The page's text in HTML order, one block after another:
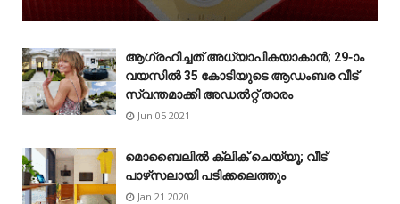
ആഗ്രഹിച്ചത് അധ്യാപികയാകാൻ; 29-ാം
വയസിൽ 35 കോടിയുടെ ആഡംബര വീട്
സ്വന്തമാക്കി അഡൽറ്റ് താരം
Jun 05 2021
മൊബൈലിൽ ക്ലിക് ചെയ്യൂ; വീട്
പാഴ്‌സലായി പടിക്കലെത്തും
Jan 21 2020